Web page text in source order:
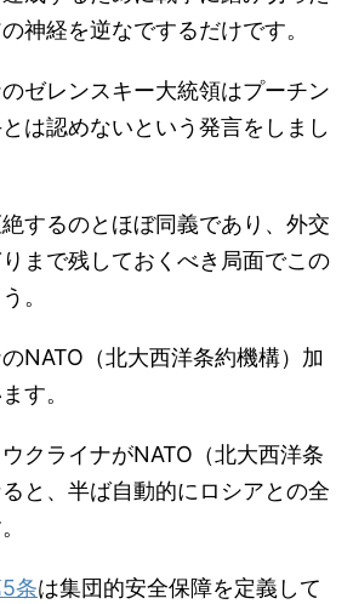
神経を逆なでするだけです。
ゼレンスキー大統領はプーチン
は認めないという発言をしまし
するのとほぼ同義であり、外交
まで残しておくべき局面でこの
。
NATO（北大西洋条約機構）加
す。
クライナがNATO（北大西洋条
と、半ば自動的にロシアとの全
条は集団的安全保障を定義して